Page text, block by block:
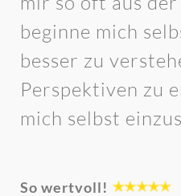
beginne mich
besser zu
Perspektiven zu
mich selbst
So wertvoll!